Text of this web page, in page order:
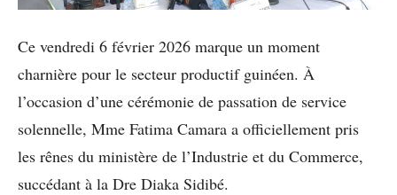
Ce vendredi 6 février 2026 marque un moment
charnière pour le secteur productif guinéen. À
l’occasion d’une cérémonie de passation de service
solennelle, Mme Fatima Camara a officiellement pris
les rênes du ministère de l’Industrie et du Commerce,
succédant à la Dre Diaka Sidibé.